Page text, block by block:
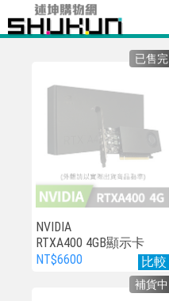
比較
NVIDIA
RTXA400 4GB顯示卡
NT$6600
已售完
補貨中